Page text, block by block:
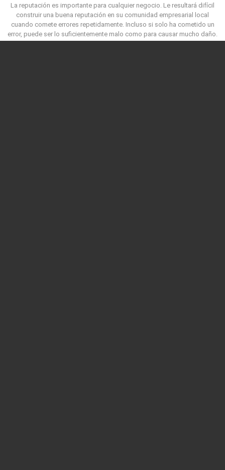
La reputación es importante para cualquier negocio. Le resultará difícil
construir una buena reputación en su comunidad empresarial local
cuando comete errores repetidamente. Incluso si solo ha cometido un
error, puede ser lo suficientemente malo como para causar mucho daño.
No cometa este error mientras dirige su negocio. Utilice los consejos